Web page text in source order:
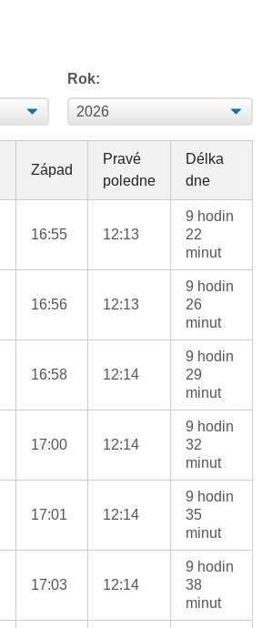
Rok:
Západ
Pravé
poledne
Délka
dne
16:55 12:13
9 hodin
22
minut
16:56 12:13
9 hodin
26
minut
16:58 12:14
9 hodin
29
minut
17:00 12:14
9 hodin
32
minut
17:01 12:14
9 hodin
35
minut
17:03 12:14
9 hodin
38
minut